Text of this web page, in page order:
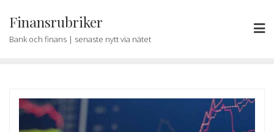
content
Finansrubriker
Bank och finans | senaste nytt via nätet